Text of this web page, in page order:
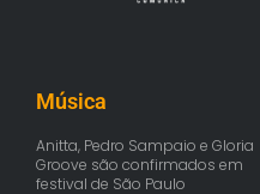
Música
Anitta, Pedro Sampaio e Gloria
Groove são confirmados em
festival de São Paulo